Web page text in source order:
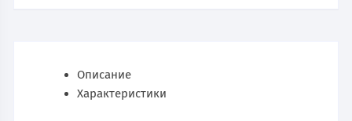
Описание
Характеристики